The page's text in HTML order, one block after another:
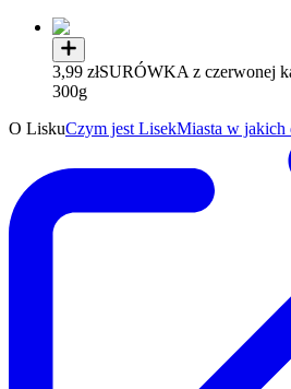
3,99 złSURÓWKA z czerwonej
300g
O LiskuCzym jest LisekMiasta w jakich